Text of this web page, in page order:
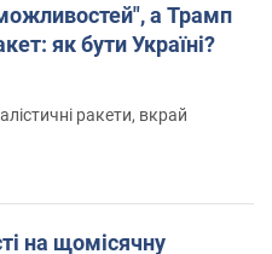
а Трамп
як бути Україні?
ракети, вкрай
на щомісячну